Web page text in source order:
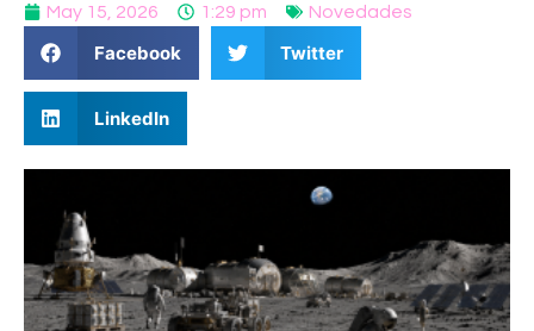
May 15, 2026 1:29 pm Novedades
Facebook Twitter
LinkedIn